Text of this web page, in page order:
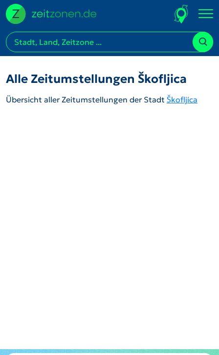
Alle Zeitumstellungen Škofljica
Übersicht aller Zeitumstellungen der Stadt Škofljica